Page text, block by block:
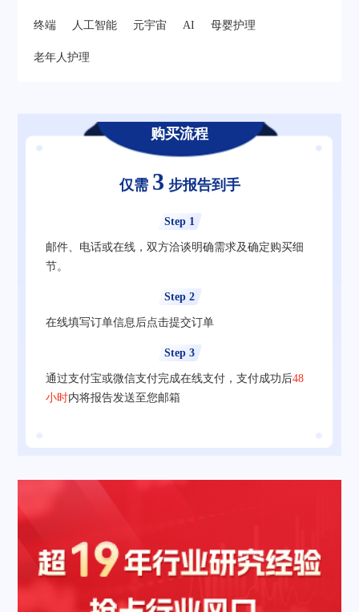
终端 人工智能 元宇宙 AI 母婴护理
老年人护理
购买流程
仅需 3 步报告到手
Step 1
邮件、电话或在线，双方洽谈明确需求及确定购买细
节。
Step 2
在线填写订单信息后点击提交订单
Step 3
通过支付宝或微信支付完成在线支付，支付成功后48
小时内将报告发送至您邮箱